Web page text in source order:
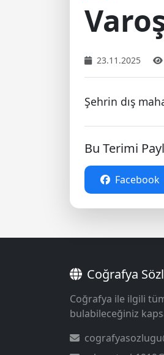
23.11.2025
Şehrin dış
Bu Terimi
Facebook
Coğrafya
Coğrafya ile ilgili
bulabileceğiniz